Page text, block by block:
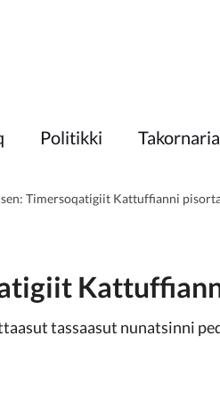
Politikki
Timersoqatigiit Kattuffianni
tassaasut nunatsinni